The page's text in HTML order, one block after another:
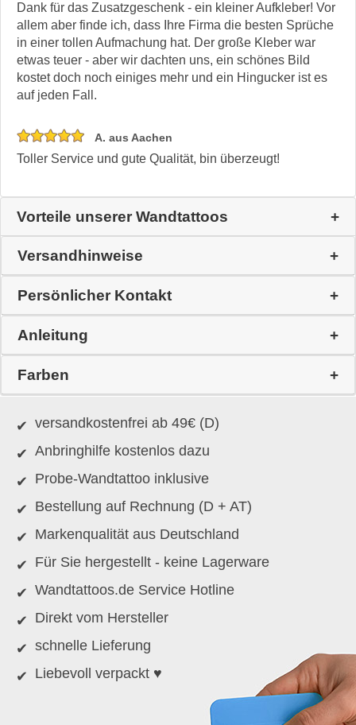
Dank für das Zusatzgeschenk - ein kleiner Aufkleber! Vor
allem aber finde ich, dass Ihre Firma die besten Sprüche
in einer tollen Aufmachung hat. Der große Kleber war
etwas teuer - aber wir dachten uns, ein schönes Bild
kostet doch noch einiges mehr und ein Hingucker ist es
auf jeden Fall.
A. aus Aachen
Toller Service und gute Qualität, bin überzeugt!
Vorteile unserer Wandtattoos
Versandhinweise
Persönlicher Kontakt
Anleitung
Farben
versandkostenfrei ab 49€ (D)
Anbringhilfe kostenlos dazu
Probe-Wandtattoo inklusive
Bestellung auf Rechnung (D + AT)
Markenqualität aus Deutschland
Für Sie hergestellt - keine Lagerware
Wandtattoos.de Service Hotline
Direkt vom Hersteller
schnelle Lieferung
Liebevoll verpackt ♥